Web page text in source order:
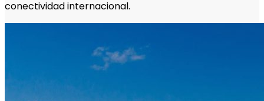
conectividad internacional.